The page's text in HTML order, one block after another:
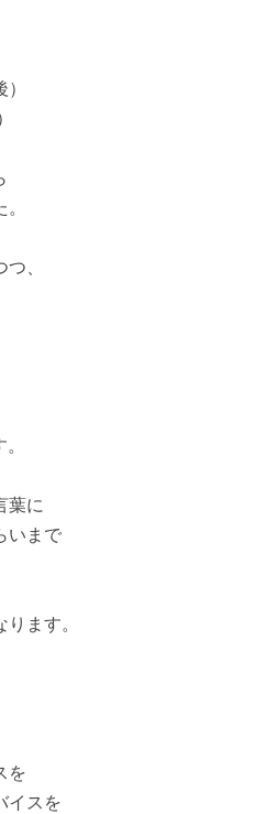
、
葉に
いまで
ます。
を
イスを